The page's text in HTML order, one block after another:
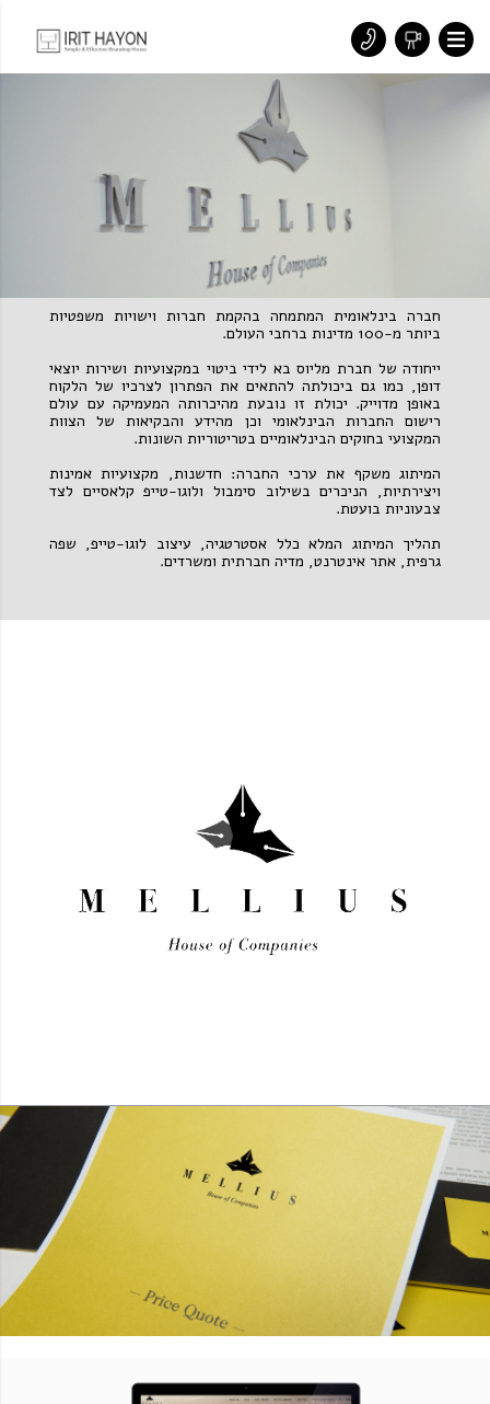
חברה בינלאומית המתמחה בהקמת חברות וישויות משפטיות
ביותר מ-100 מדינות ברחבי העולם.
ייחודה של חברת מליוס בא לידי ביטוי במקצועיות ושירות יוצאי
דופן, כמו גם ביכולתה להתאים את הפתרון לצרכיו של הלקוח
באופן מדוייק. יכולת זו נובעת מהיכרותה המעמיקה עם עולם
רישום החברות הבינלאומי וכן מהידע והבקיאות של הצוות
המקצועי בחוקים הבינלאומיים בטריטוריות השונות.
המיתוג משקף את ערכי החברה: חדשנות, מקצועיות אמינות
ויצירתיות, הניכרים בשילוב סימבול ולוגו-טייפ קלאסיים לצד
צבעוניות בועטת.
תהליך המיתוג המלא כלל אסטרטגיה, עיצוב לוגו-טייפ, שפה
גרפית, אתר אינטרנט, מדיה חברתית ומשרדים.